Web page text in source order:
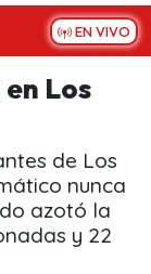
EN VIVO
Los
de Los
nunca
azotó la
y 22